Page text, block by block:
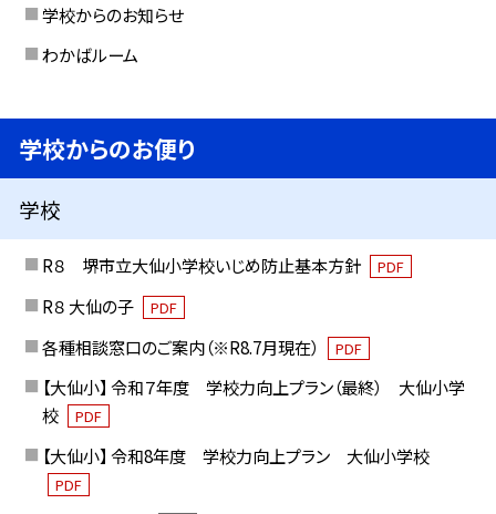
学校からのお知らせ
わかばルーム
学校からのお便り
学校
R８ 堺市立大仙小学校いじめ防止基本方針 PDF
R８ 大仙の子 PDF
各種相談窓口のご案内（※R8.7月現在） PDF
【大仙小】 令和７年度 学校力向上プラン（最終） 大仙小学
校
PDF
【大仙小】 令和8年度 学校力向上プラン 大仙小学校
PDF